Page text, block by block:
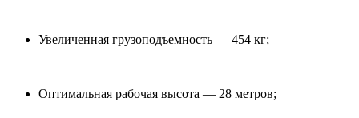
Увеличенная грузоподъемность — 454 кг;
Оптимальная рабочая высота — 28 метров;